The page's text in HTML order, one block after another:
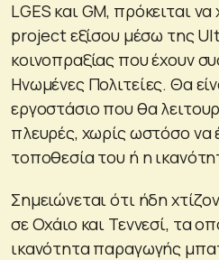
LGES και GM, πρόκειται
project εξίσου μέσω της
κοινοπραξίας που έχουν
Ηνωμένες Πολιτείες. Θα
εργοστάσιο που θα
πλευρές, χωρίς ωστόσο να
τοποθεσία του ή η
Σημειώνεται ότι ήδη
σε Οχάιο και Τεννεσί, τα
ικανότητα παραγωγής